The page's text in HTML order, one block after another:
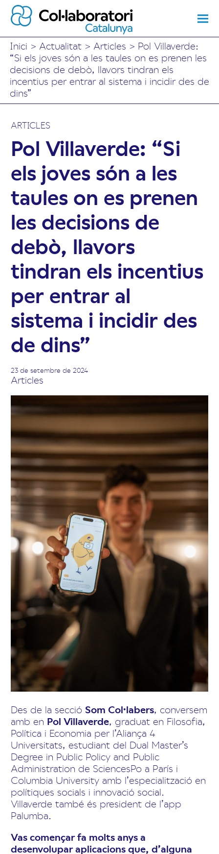
Inici > Actualitat > Articles > Pol Villaverde:
“Si els joves són a les taules on es prenen les
decisions de debò, llavors tindran els
incentius per entrar al sistema i incidir des de
dins”
ARTICLES
Pol Villaverde: “Si
els joves són a les
taules on es prenen
les decisions de
debò, llavors
tindran els incentius
per entrar al
sistema i incidir des
de dins”
23 de setembre de 2024
Articles
Des de la secció Som Col·labers, conversem
amb en Pol Villaverde, graduat en Filosofia,
Política i Economia per l’Aliança 4
Universitats, estudiant del Dual Master’s
Degree in Public Policy and Public
Administration de SciencesPo a París i
Columbia University amb l’especialització en
polítiques socials i innovació social.
Villaverde també és president de l’app
Palumba.
Vas començar fa molts anys a
desenvolupar aplicacions que, d’alguna